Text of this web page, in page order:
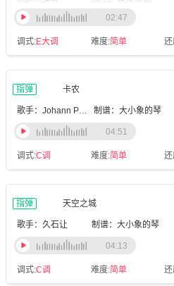
调式:E大调 难度:简单
02:47
指弹 卡农
歌手：Johann Pachelbel 制谱：大小象的琴
调式:C调 难度:简单
04:51
指弹 天空之城
歌手：久石让 制谱：大小象的琴
调式:C调 难度:简单
04:13